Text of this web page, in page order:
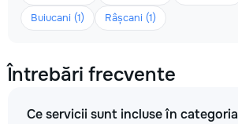
Buiucani (1)
Râșcani (1)
Întrebări frecvente
Ce servicii sunt incluse în categoria